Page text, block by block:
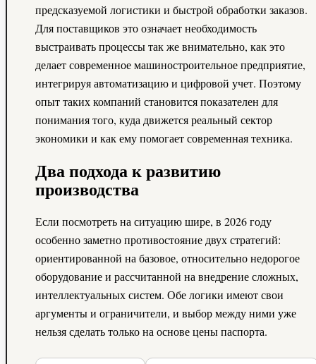
предсказуемой логистики и быстрой обработки заказов.
Для поставщиков это означает необходимость
выстраивать процессы так же внимательно, как это
делает современное машиностроительное предприятие,
интегрируя автоматизацию и цифровой учет. Поэтому
опыт таких компаний становится показателен для
понимания того, куда движется реальный сектор
экономики и как ему помогает современная техника.
Два подхода к развитию
производства
Если посмотреть на ситуацию шире, в 2026 году
особенно заметно противостояние двух стратегий:
ориентированной на базовое, относительно недорогое
оборудование и рассчитанной на внедрение сложных,
интеллектуальных систем. Обе логики имеют свои
аргументы и ограничители, и выбор между ними уже
нельзя сделать только на основе цены паспорта.